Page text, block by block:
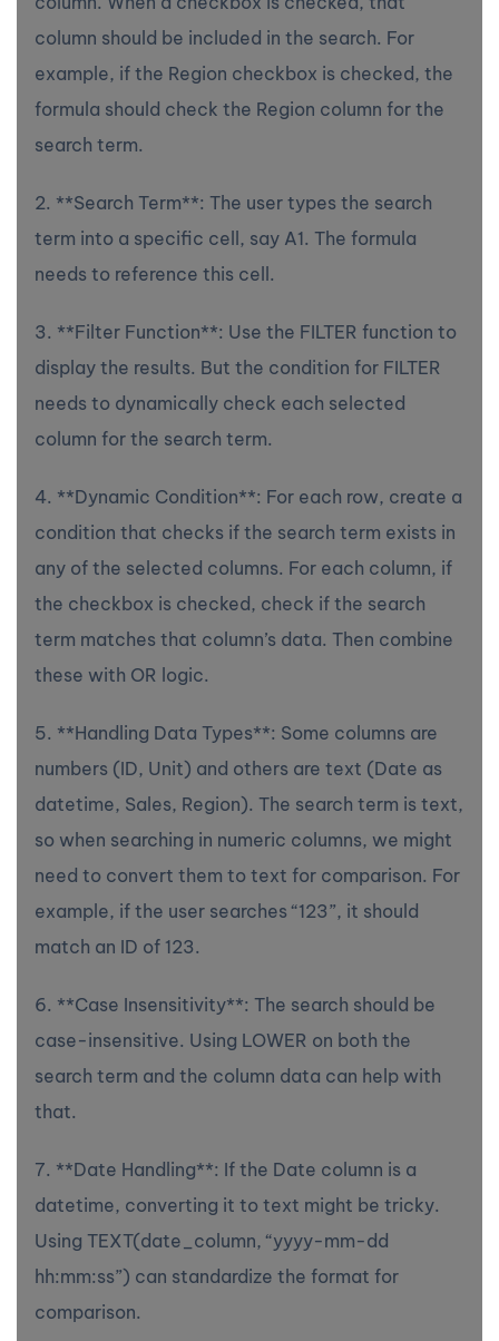
column should be included in the search. For
example, if the Region checkbox is checked, the
formula should check the Region column for the
search term.
2. **Search Term**: The user types the search
term into a specific cell, say A1. The formula
needs to reference this cell.
3. **Filter Function**: Use the FILTER function to
display the results. But the condition for FILTER
needs to dynamically check each selected
column for the search term.
4. **Dynamic Condition**: For each row, create a
condition that checks if the search term exists in
any of the selected columns. For each column, if
the checkbox is checked, check if the search
term matches that column’s data. Then combine
these with OR logic.
5. **Handling Data Types**: Some columns are
numbers (ID, Unit) and others are text (Date as
datetime, Sales, Region). The search term is text,
so when searching in numeric columns, we might
need to convert them to text for comparison. For
example, if the user searches “123”, it should
match an ID of 123.
6. **Case Insensitivity**: The search should be
case-insensitive. Using LOWER on both the
search term and the column data can help with
that.
7. **Date Handling**: If the Date column is a
datetime, converting it to text might be tricky.
Using TEXT(date_column, “yyyy-mm-dd
hh:mm:ss”) can standardize the format for
comparison.